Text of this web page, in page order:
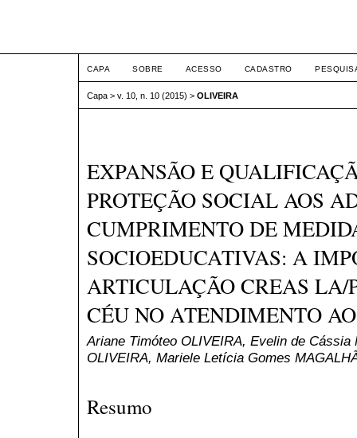
CAPA SOBRE ACESSO CADASTRO
Capa > v. 10, n. 10 (2015) > OLIVEIRA
EXPANSÃO E
PROTEÇÃO SOCIAL AOS
CUMPRIMENTO DE
SOCIOEDUCATIVAS: A
ARTICULAÇÃO CREAS LA/
CÉU NO ATENDIMENTO
Ariane Timóteo OLIVEIRA, Evelin de
OLIVEIRA, Mariele Letícia Gomes
Resumo